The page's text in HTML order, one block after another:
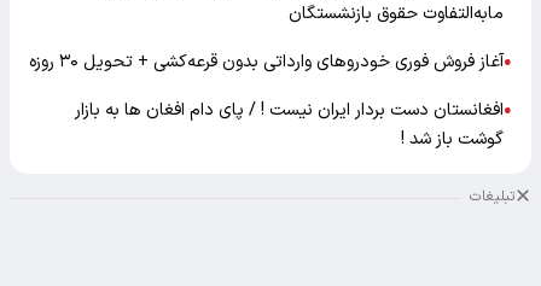
مابه‌التفاوت حقوق بازنشستگان
●آغاز فروش فوری خودروهای وارداتی بدون قرعه‌کشی + تحویل ۳۰ روزه
●افغانستان دست بردار ایران نیست ! / پای دام افغان ها به بازار
گوشت باز شد !
تبلیغات